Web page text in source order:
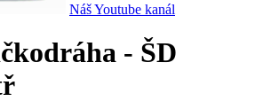
Náš Youtube kanál
- ŠD